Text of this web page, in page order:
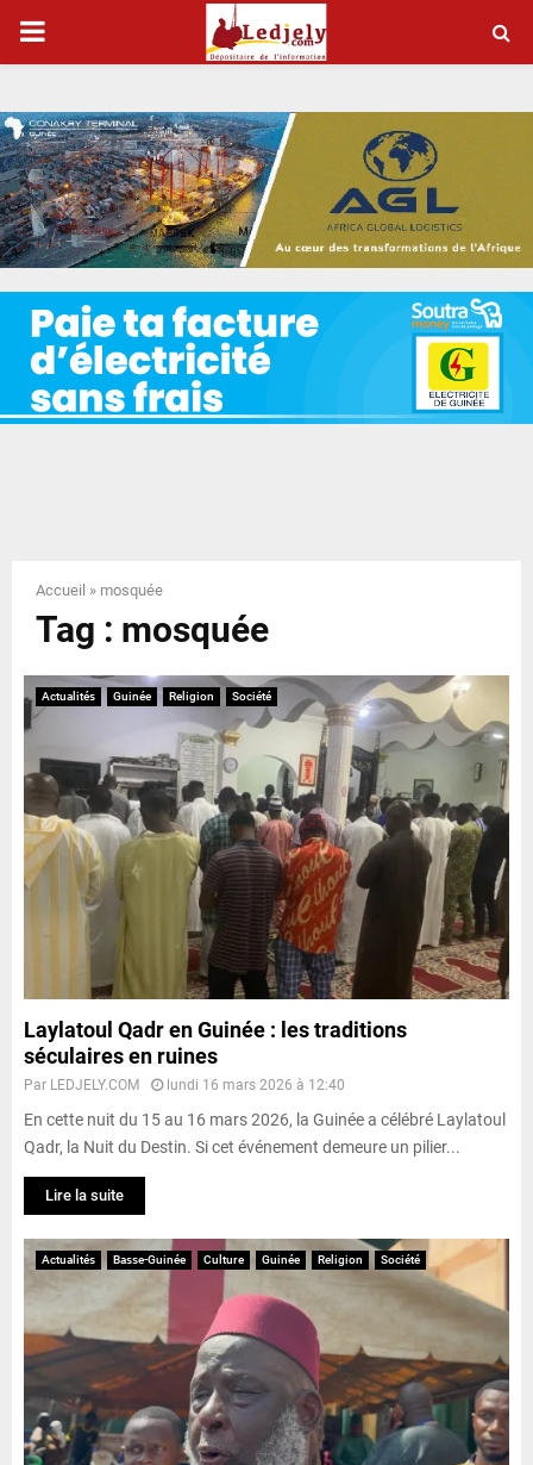
P
I
M
A
R
Y
N
U
Accueil » mosquée
Tag : mosquée
Actualités Guinée Religion Société
Laylatoul Qadr en Guinée : les traditions
séculaires en ruines
Par LEDJELY.COM lundi 16 mars 2026 à 12:40
En cette nuit du 15 au 16 mars 2026, la Guinée a célébré Laylatoul
Qadr, la Nuit du Destin. Si cet événement demeure un pilier...
Lire la suite
Actualités Basse-Guinée Culture Guinée Religion Société